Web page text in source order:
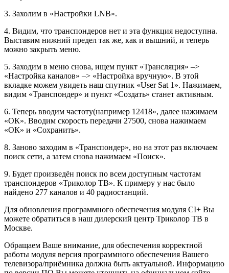
3. Захолим в «Настройки LNB».
4. Видим, что транспондеров нет и эта функция недоступна.
Выставим нижний предел так же, как и вышний, и теперь
можно закрыть меню.
5. Заходим в меню снова, ищем пункт «Трансляция» –>
«Настройка каналов» –> «Настройка вручную». В этой
вкладке можем увидеть наш спутник «User Sat 1». Нажимаем,
видим «Транспондер» и пункт «Создать» станет активным.
6. Теперь вводим частоту(например 12418», далее нажимаем
«ОК». Вводим скорость передачи 27500, снова нажимаем
«ОК» и «Сохранить».
8. Заново заходим в «Транспондер», но на этот раз включаем
поиск сети, а затем снова нажимаем «Поиск».
9. Будет произведён поиск по всем доступным частотам
транспондеров «Триколор ТВ». К примеру у нас было
найдено 277 каналов и 40 радиостанций.
Для обновления программного обеспечения модуля CI+ Вы
можете обратиться в наш дилерский центр Триколор ТВ в
Москве.
Обращаем Ваше внимание, для обеспечения корректной
работы модуля версия программного обеспечения Вашего
телевизора/приёмника должна быть актуальной. Информацию